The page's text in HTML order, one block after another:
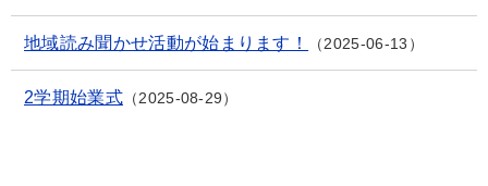
地域読み聞かせ活動が始まります！ 2025-06-13
2学期始業式 2025-08-29